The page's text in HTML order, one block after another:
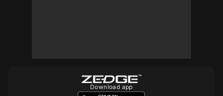
Download app